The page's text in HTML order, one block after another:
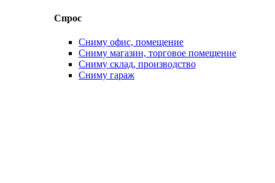
Спрос
Сниму офис, помещение
Сниму магазин, торговое помещение
Сниму склад, производство
Сниму гараж